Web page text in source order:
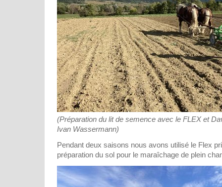
(Préparation du lit de semence avec le FLEX et
Ivan Wassermann)
Pendant deux saisons nous avons utilisé le Flex
préparation du sol pour le maraîchage de plein